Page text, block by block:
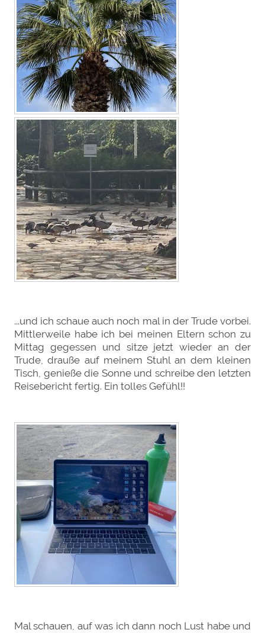
...und ich schaue auch noch mal in der Trude vorbei.
Mittlerweile habe ich bei meinen Eltern schon zu
Mittag gegessen und sitze jetzt wieder an der
Trude, drauße auf meinem Stuhl an dem kleinen
Tisch, genieße die Sonne und schreibe den letzten
Reisebericht fertig. Ein tolles Gefühl!!
Mal schauen, auf was ich dann noch Lust habe und